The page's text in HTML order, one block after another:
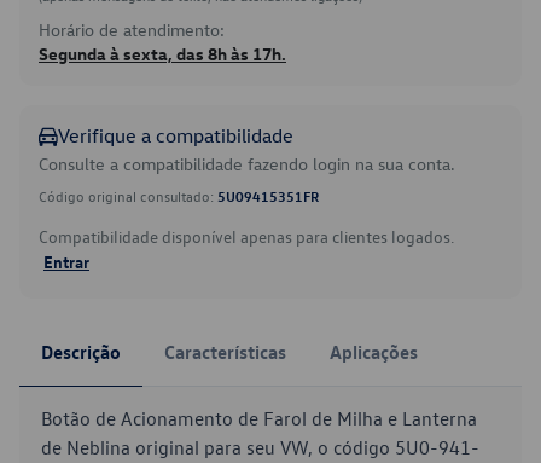
Horário de atendimento:
Segunda à sexta, das 8h às 17h.
Verifique a compatibilidade
Consulte a compatibilidade fazendo login na sua conta.
Código original consultado: 5U09415351FR
Compatibilidade disponível apenas para clientes logados.
Entrar
Descrição Características Aplicações
Botão de Acionamento de Farol de Milha e Lanterna
de Neblina original para seu VW, o código 5U0-941-